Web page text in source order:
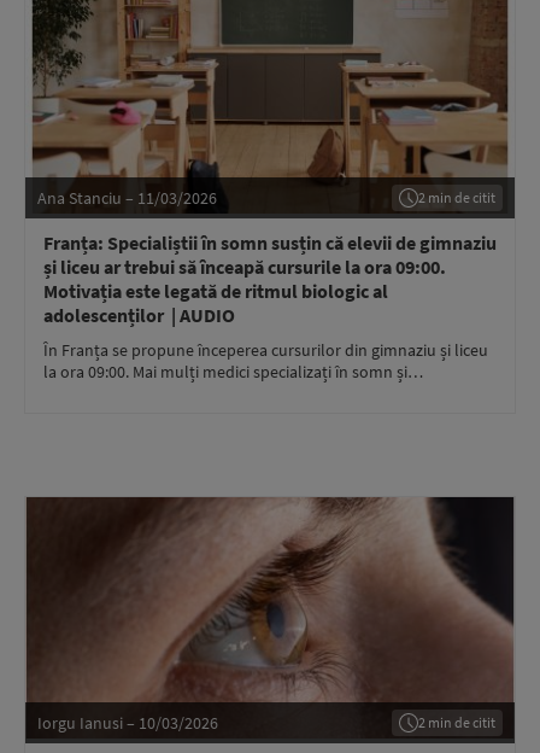
Ana Stanciu – 11/03/2026 2 min de citit
Franța: Specialiștii în somn susțin că elevii de gimnaziu
și liceu ar trebui să înceapă cursurile la ora 09:00.
Motivația este legată de ritmul biologic al
adolescenților | AUDIO
În Franța se propune începerea cursurilor din gimnaziu și liceu
la ora 09:00. Mai mulți medici specializați în somn și…
Iorgu Ianusi – 10/03/2026 2 min de citit